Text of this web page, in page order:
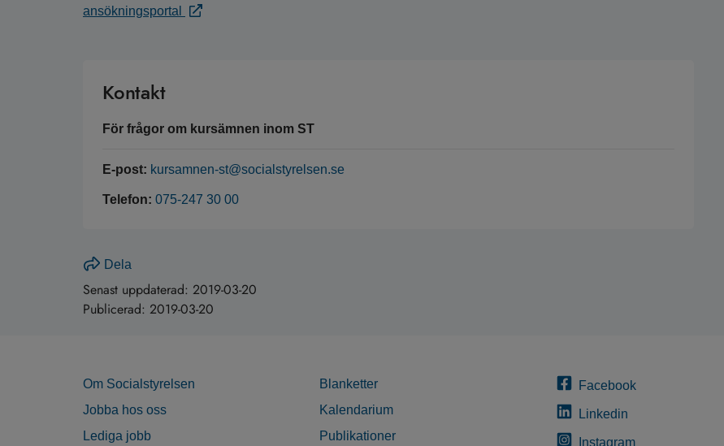
ansökningsportal
Kontakt
För frågor om kursämnen inom ST
E-post: kursamnen-st@socialstyrelsen.se
Telefon: 075-247 30 00
Dela
Senast uppdaterad: 2019-03-20
Publicerad: 2019-03-20
Om Socialstyrelsen
Jobba hos oss
Lediga jobb
Blanketter
Kalendarium
Publikationer
Facebook
Linkedin
Instagram